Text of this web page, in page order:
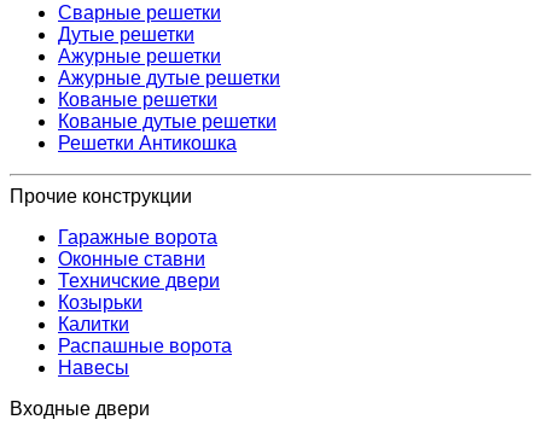
Сварные решетки
Дутые решетки
Ажурные решетки
Ажурные дутые решетки
Кованые решетки
Кованые дутые решетки
Решетки Антикошка
Прочие конструкции
Гаражные ворота
Оконные ставни
Техничские двери
Козырьки
Калитки
Распашные ворота
Навесы
Входные двери